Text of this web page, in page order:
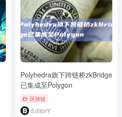
Polyhedra旗下跨链桥zkBridge
已集成至Polygon
区块链
EditorY